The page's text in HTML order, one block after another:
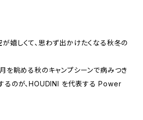
嬉しくて、思わず出かけたくなる秋冬の
を眺める秋のキャンプシーンで病みつき
るのが、HOUDINI を代表する Power